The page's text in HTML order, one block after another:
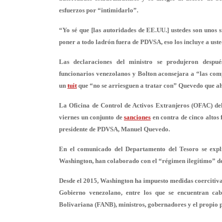
esfuerzos por “intimidarlo”.
“Yo sé que [las autoridades de EE.UU.] ustedes son
poner a todo ladrón fuera de PDVSA, eso los incluye a
Las declaraciones del ministro se produjeron
funcionarios venezolanos y Bolton aconsejara a “las
un tuitque “no se arriesguen a tratar con” Quevedo que
La Oficina de Control de Activos Extranjeros (OFAC)
viernes un conjunto desanciones en contra de cinco
presidente de PDVSA, Manuel Quevedo.
En el comunicado del Departamento del Tesoro se
Washington, han colaborado con el “régimen ilegítimo”
Desde el 2015, Washington ha impuesto medidas
Gobierno venezolano, entre los que se encuentran
Bolivariana (FANB), ministros, gobernadores y el propio